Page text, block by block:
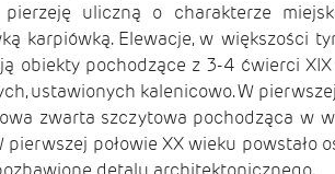
uliczną o charakterze
karpiówką. Elewacje, w większości
obiekty pochodzące z 3-4 ćwierci
ustawionych kalenicowo. W
zwarta szczytowa pochodząca
połowie XX wieku